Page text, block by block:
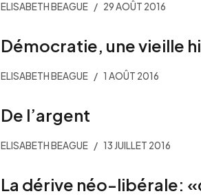
ELISABETH BEAGUE 29 AOÛT 2016
Démocratie, une vieille
ELISABETH BEAGUE 1 AOÛT 2016
De l’argent
ELISABETH BEAGUE 13 JUILLET 2016
La dérive néo-libérale: